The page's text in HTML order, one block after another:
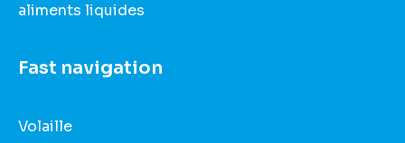
aliments liquides
Fast navigation
Volaille